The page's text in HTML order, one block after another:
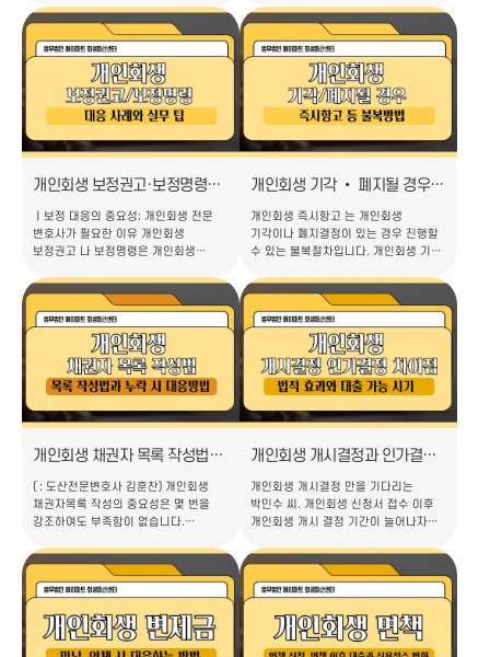
통장이나 재산이 압류되는 상황에 처한
분들이 적지 않습니다. 특히 개인회생을
고려하고 있거나 이미 신청한 분들에게
압류 문제는 일상생활을 제약하는 큰
걸림돌이 됩니다. 하지만 개인회생
절차를 통해 법원으로부터 인가결정을
받게 되면, 채권자들의 동의 없이도
압류를 해제할 수 있는 법적 근거가
마련됩니다. 이 글에서는 개인회…
임시조치입니다. 채무자회생법 제593조
제1항에 따르면 법원은 개인회생개시
신청이 있으면 필요 시 이해관계인의
신청 또는 직권으로 강제집행·가압류·
추심 등을 중지하거나 금지할 수 있고,
법적효과에 따라 중지명령과 금지명령이
구분됩니다. ㅣ금지명령과 중지명령의
차이점 개인회생 금지명령 은 새로운
집행·추심행위 자체를 금지하는 반…
개인회생 보정권고·보정명령
제대로 대응하기: 사례와 실무
팁
ㅣ보정 대응의 중요성: 개인회생 전문
변호사가 필요한 이유 개인회생
보정권고 나 보정명령은 개인회생
핵심관문입니다. 법원은 채무자가
제출한 자료를 토대로 의구심이 있는
항목에 대하여 설명을 요청하는데,
채권자의 이익을 대변하여 채무자가
개인회생 제도를 악용하는 것은
아닌지를 확인하려는 목적입니다. 이에
제대로 대응하지 않으면 개인회생
절차가 기각될 수 있으므로 보정권고를
받았을 때 기한 내 충실히 대응하는 것은
개인회생 기각 • 폐지될 경우
즉시 항고 등 불복방법
개인회생 즉시항고 는 개인회생
기각이나 폐지결정이 있는 경우 진행할
수 있는 불복절차입니다. 개인회생 기각
이릅니다. 전문가의 조력을 받아
개인회생 즉시항고 등의 불복절차를
진행한다면 충분히 다시 기회를 얻을 수
있습니다. 본 칼럼에서는 개인회생이
기각 혹은 폐지되는 실무적인 사례들을
소개하고, 이에 대한 불복절차 그리고
실무적인 팁까지 모두
정리해보겠습니다. ㅣ개인회생 신청
기각, 언제 발생할까요? 개인회생 기각
개인회생 채권자 목록 작성법과
채권누락 발생 시 대처법
( : 도산전문변호사 김훈찬) 개인회생
채권자목록 작성의 중요성은 몇 번을
강조하여도 부족함이 없습니다.
진행하는데, 채권자를 누락하는 상황이
이해가 안 갈 수 있지만, 채무가
오래되고 채권자가 다수 존재하는
대표적인 사례를 소개해 드리겠습니다.
40대 자영업자 김모 씨는 3년 전 시작한
개인회생 개시결정과 인가결정,
무엇이 다를까? 법적효과와
대출 가능 시기까지 완벽 정리
개인회생 개시결정 만을 기다리는
박민수 씨. 개인회생 신청서 접수 이후
개인회생 개시 결정 기간이 늘어나자
홈페이지에 접속해 자신의 사건을
검색했습니다. 하루하루 초조한
마음으로 기다리던 어느 날 화면에 뜬
내쉬었습니다. 그런데 주변에서는 "아직
끝난 게 아니야, 인가결정까지